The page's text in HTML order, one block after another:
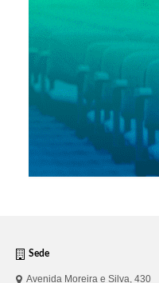
Sede
Avenida Moreira e Silva, 430